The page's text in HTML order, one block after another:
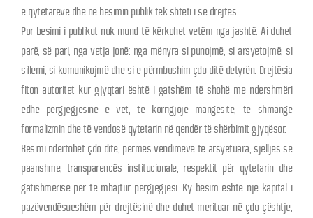
e qytetarëve dhe në besimin publik tek shteti i së drejtës.
Por besimi i publikut nuk mund të kërkohet vetëm nga jashtë. Ai duhet
parë, së pari, nga vetja jonë: nga mënyra si punojmë, si arsyetojmë, si
sillemi, si komunikojmë dhe si e përmbushim çdo ditë detyrën. Drejtësia
fiton autoritet kur gjyqtari është i gatshëm të shohë me ndershmëri
edhe përgjegjësinë e vet, të korrigjojë mangësitë, të shmangë
formalizmin dhe të vendosë qytetarin në qendër të shërbimit gjyqësor.
Besimi ndërtohet çdo ditë, përmes vendimeve të arsyetuara, sjelljes së
paanshme, transparencës institucionale, respektit për qytetarin dhe
gatishmërisë për të mbajtur përgjegjësi. Ky besim është një kapital i
pazëvendësueshëm për drejtësinë dhe duhet merituar në çdo çështje,